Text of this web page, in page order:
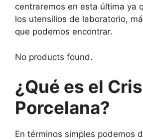
centraremos en esta última ya
los utensilios de laboratorio,
que podemos encontrar.
No products found.
¿Qué es el
Porcelana?
En términos simples podemos